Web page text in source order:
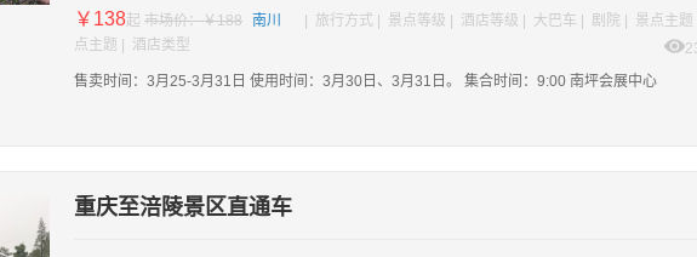
￥138起 市场价：￥188 南川
| 旅行方式 | 景点等级 | 酒店等级 | 大巴车 | 剧院 | 景点主
点主题 | 酒店类型
售卖时间：3月25-3月31日 使用时间：3月30日、3月31日。 集合时间：9:00 南坪会展中心
重庆至涪陵景区直通车